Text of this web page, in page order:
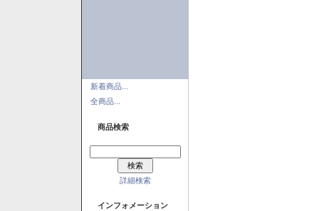
新着商品...
全商品...
商品検索
詳細検索
インフォメーション